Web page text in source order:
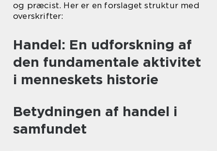
og præcist. Her er en forslaget struktur med
overskrifter:
Handel: En udforskning af
den fundamentale aktivitet
i menneskets historie
Betydningen af handel i
samfundet